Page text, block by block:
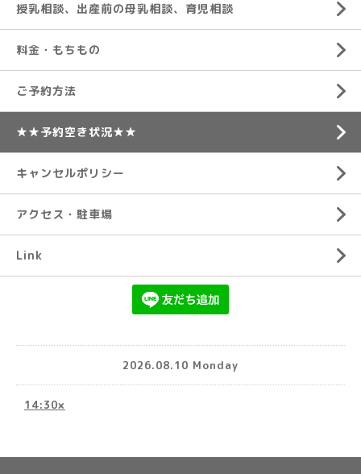
授乳相談、出産前の母乳相談、育児相談
料金・もちもの
ご予約方法
★★予約空き状況★★
キャンセルポリシー
アクセス・駐車場
Link
2026.08.10 Monday
14:30×